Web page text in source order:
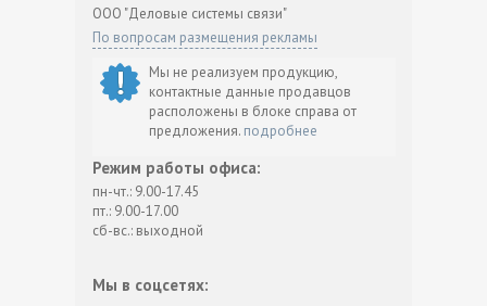
ООО "Деловые системы связи"
По вопросам размещения рекламы
Мы не реализуем продукцию,
контактные данные продавцов
расположены в блоке справа от
предложения. подробнее
Режим работы офиса:
пн-чт.: 9.00-17.45
пт.: 9.00-17.00
сб-вс.: выходной
Мы в соцсетях: